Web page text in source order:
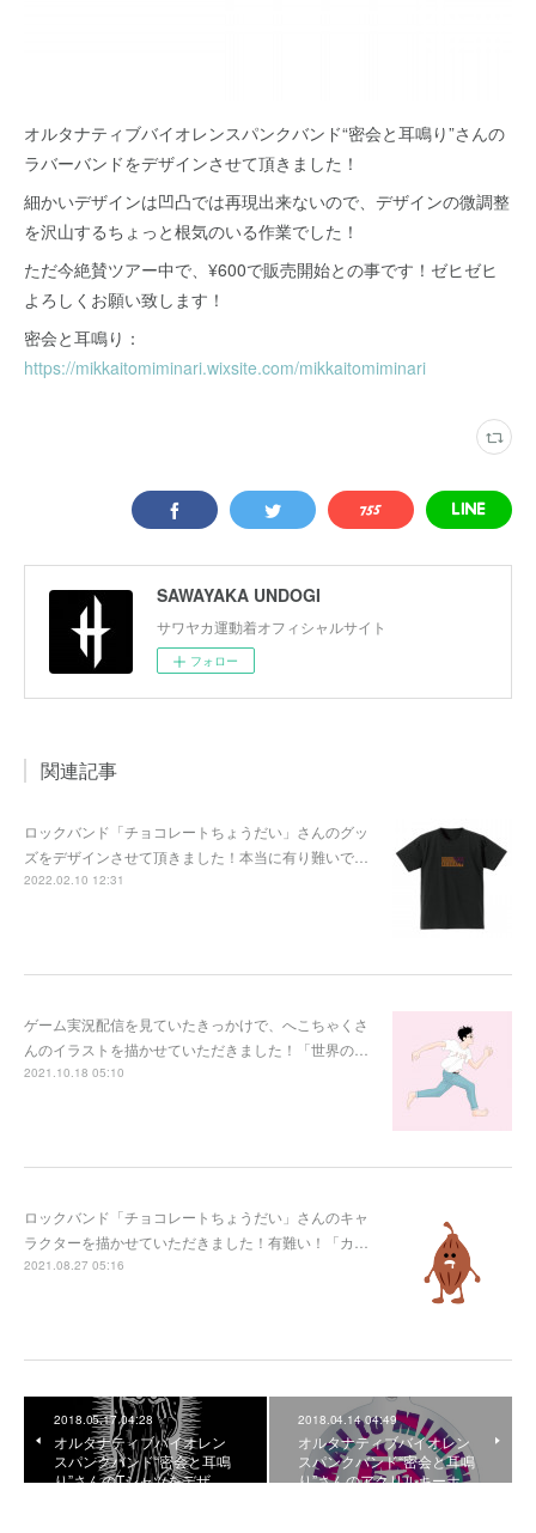
オルタナティブバイオレンスパンクバンド“密会と耳鳴り”さんの
ラバーバンドをデザインさせて頂きました！
細かいデザインは凹凸では再現出来ないので、デザインの微調整
を沢山するちょっと根気のいる作業でした！
ただ今絶賛ツアー中で、¥600で販売開始との事です！ゼヒゼヒ
よろしくお願い致します！
密会と耳鳴り：
https://mikkaitomiminari.wixsite.com/mikkaitomiminari
SAWAYAKA UNDOGI
サワヤカ運動着オフィシャルサイト
フォロー
関連記事
ロックバンド「チョコレートちょうだい」さんのグッ
ズをデザインさせて頂きました！本当に有り難いで…
2022.02.10 12:31
ゲーム実況配信を見ていたきっかけで、へこちゃくさ
んのイラストを描かせていただきました！「世界の…
2021.10.18 05:10
ロックバンド「チョコレートちょうだい」さんのキャ
ラクターを描かせていただきました！有難い！「カ…
2021.08.27 05:16
2018.05.17 04:28
オルタナティブバイオレン
スパンクバンド“密会と耳鳴
り”さんのTシャツをデザ…
2018.04.14 04:49
オルタナティブバイオレン
スパンクバンド“密会と耳鳴
り”さんのアクリルキーホ…